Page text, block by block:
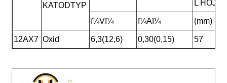
KATODTYP
L HÖJD
ï¼Vï¼ ï¼Aï¼ (mm)
12AX7 Oxid 6,3(12,6) 0,30(0,15) 57